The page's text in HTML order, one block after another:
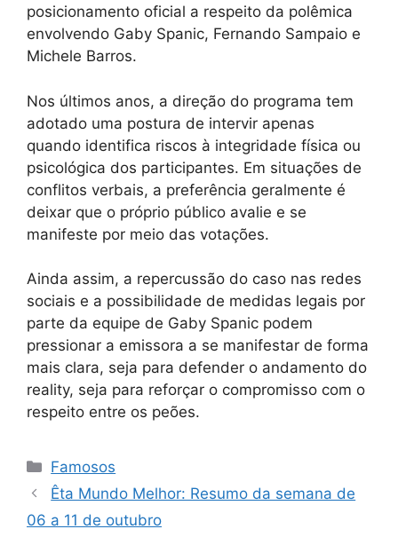
posicionamento oficial a respeito da polêmica
envolvendo Gaby Spanic, Fernando Sampaio e
Michele Barros.
Nos últimos anos, a direção do programa tem
adotado uma postura de intervir apenas
quando identifica riscos à integridade física ou
psicológica dos participantes. Em situações de
conflitos verbais, a preferência geralmente é
deixar que o próprio público avalie e se
manifeste por meio das votações.
Ainda assim, a repercussão do caso nas redes
sociais e a possibilidade de medidas legais por
parte da equipe de Gaby Spanic podem
pressionar a emissora a se manifestar de forma
mais clara, seja para defender o andamento do
reality, seja para reforçar o compromisso com o
respeito entre os peões.
Categorias
Famosos
Êta Mundo Melhor: Resumo da semana de
06 a 11 de outubro